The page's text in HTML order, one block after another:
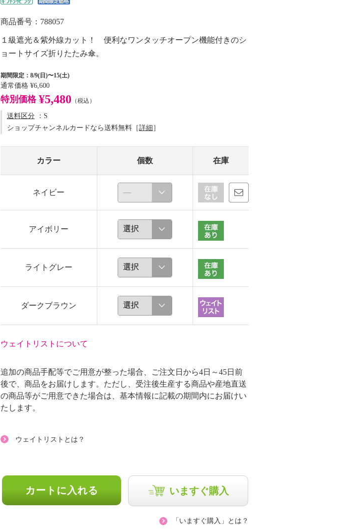
商品番号：788057
１級遮光＆紫外線カット！ 便利なワンタッチオープン機能付きのシ
ョートサイズ折りたたみ傘。
期間限定：8/9(日)〜15(土)
通常価格 ¥6,600
特別価格 ¥5,480 （税込）
送料区分 ：S
ショップチャンネルカードなら送料無料［詳細 ］
カラー 個数 在庫
ネイビー
アイボリー
ライトグレー
ダークブラウン
ウェイトリストについて
追加の商品手配等でご用意が整った場合、ご注文日から4日～45日前
後で、商品をお届けします。ただし、受注後生産する商品や産地直送
の商品等がご用意できた場合は、基本情報に記載の期間内にお届けい
たします。
ウェイトリストとは？
カートに入れる いますぐ購入
「いますぐ購入」とは？